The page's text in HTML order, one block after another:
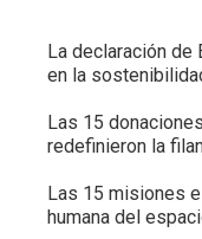
La declaración de
en la
Las 15
redefinieron la
Las 15 misiones
humana del